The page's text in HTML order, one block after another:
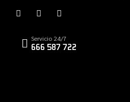
Servicio 24/7
666 587 722